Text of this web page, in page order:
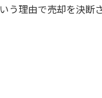
う理由で売却を決断